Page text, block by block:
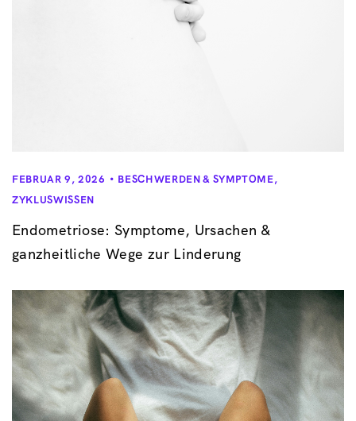
FEBRUAR 9, 2026 BESCHWERDEN & SYMPTOME,
ZYKLUSWISSEN
Endometriose: Symptome, Ursachen &
ganzheitliche Wege zur Linderung